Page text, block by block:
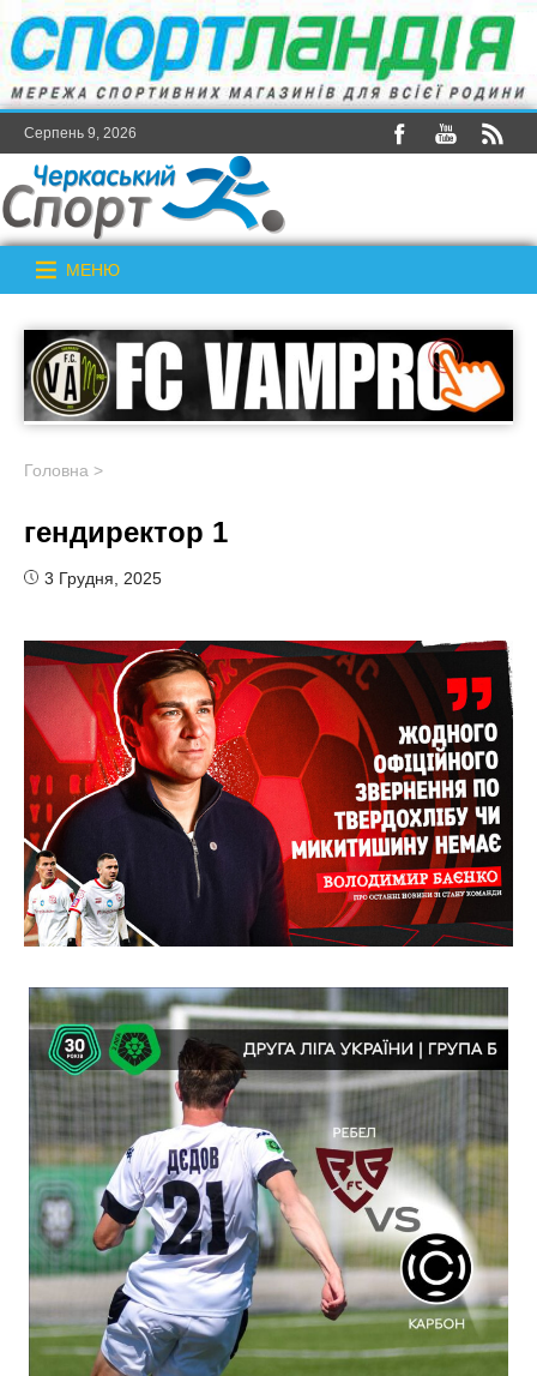
Серпень 9, 2026
МЕНЮ
Головна >
гендиректор 1
3 Грудня, 2025